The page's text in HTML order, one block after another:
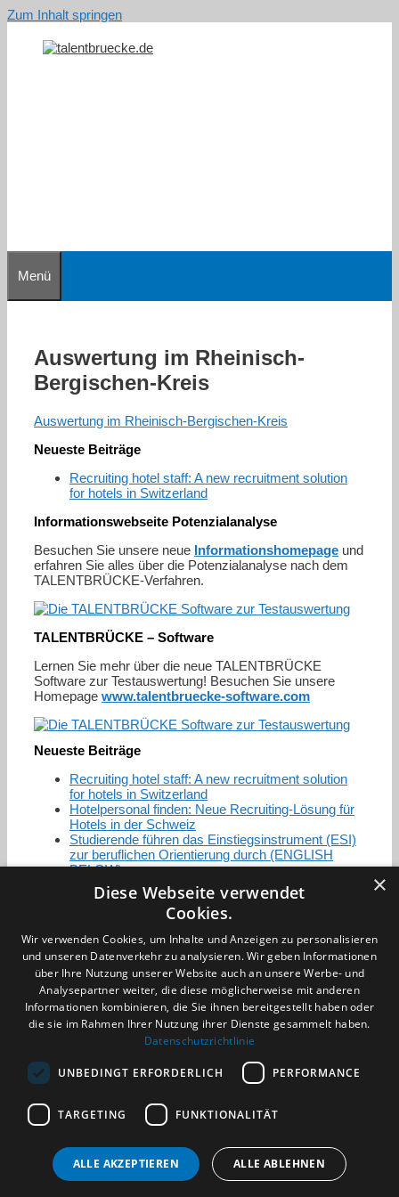
Zum Inhalt springen
Menü
Auswertung im Rheinisch-
Bergischen-Kreis
Auswertung im Rheinisch-Bergischen-Kreis
Neueste Beiträge
Recruiting hotel staff: A new recruitment solution
for hotels in Switzerland
Informationswebseite Potenzialanalyse
Besuchen Sie unsere neue Informationshomepage und
erfahren Sie alles über die Potenzialanalyse nach dem
TALENTBRÜCKE-Verfahren.
TALENTBRÜCKE – Software
Lernen Sie mehr über die neue TALENTBRÜCKE
Software zur Testauswertung! Besuchen Sie unsere
Homepage www.talentbruecke-software.com
Neueste Beiträge
Recruiting hotel staff: A new recruitment solution
for hotels in Switzerland
Hotelpersonal finden: Neue Recruiting-Lösung für
Hotels in der Schweiz
Studierende führen das Einstiegsinstrument (ESI)
zur beruflichen Orientierung durch (ENGLISH
BELOW)
Zertifizierung / Mitgliedschaften
Datenschutzerklärung
Benachrichtigungsservice
Kontakt und Anfahrt
×
Diese Webseite verwendet
Cookies.
Wir verwenden Cookies, um Inhalte und Anzeigen zu personalisieren
und unseren Datenverkehr zu analysieren. Wir geben Informationen
über Ihre Nutzung unserer Website auch an unsere Werbe- und
Analysepartner weiter, die diese möglicherweise mit anderen
Informationen kombinieren, die Sie ihnen bereitgestellt haben oder
die sie im Rahmen Ihrer Nutzung ihrer Dienste gesammelt haben.
Datenschutzrichtlinie
UNBEDINGT ERFORDERLICH PERFORMANCE
TARGETING FUNKTIONALITÄT
ALLE AKZEPTIEREN ALLE ABLEHNEN